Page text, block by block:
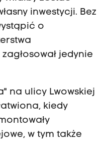
inwestycji. Bez
o
jedynie
na ulicy Lwowskiej
kiedy
w tym także